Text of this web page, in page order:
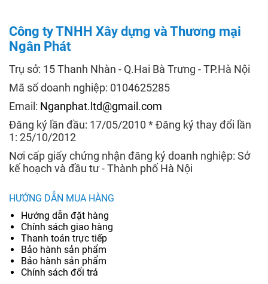
Công ty TNHH Xây dựng và Thương mại
Ngân Phát
Trụ sở: 15 Thanh Nhàn - Q.Hai Bà Trưng - TP.Hà Nội
Mã số doanh nghiệp: 0104625285
Email: Nganphat.ltd@gmail.com
Đăng ký lần đầu: 17/05/2010 * Đăng ký thay đổi lần
1: 25/10/2012
Nơi cấp giấy chứng nhận đăng ký doanh nghiệp: Sở
kế hoạch và đầu tư - Thành phố Hà Nội
HƯỚNG DẪN MUA HÀNG
Hướng dẫn đặt hàng
Chính sách giao hàng
Thanh toán trực tiếp
Bảo hành sản phẩm
Bảo hành sản phẩm
Chính sách đổi trả